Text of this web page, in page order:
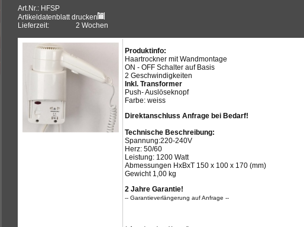
Art.Nr.: HFSP
Artikeldatenblatt drucken
Lieferzeit:
2 Wochen
Produktinfo:
Haartrockner mit Wandmontage
ON - OFF Schalter auf Basis
2 Geschwindigkeiten
Inkl. Transformer
Push- Auslöseknopf
Farbe: weiss
Direktanschluss Anfrage bei Bedarf!
Technische Beschreibung:
Spannung:220-240V
Herz: 50/60
Leistung: 1200 Watt
Abmessungen HxBxT 150 x 100 x 170 (mm)
Gewicht 1,00 kg
2 Jahre Garantie!
-- Garantieverlängerung auf Anfrage --